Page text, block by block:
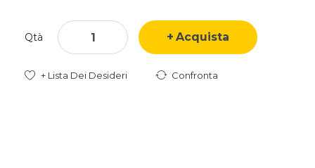
Qtà Acquista
+ Lista Dei Desideri Confronta